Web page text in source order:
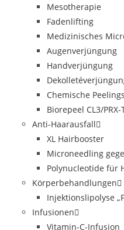
Mesotherapie
Fadenlifting
Medizinisches
Augenverjüngung
Handverjüngung
Chemische
Biorepeel CL3/PRX-
Anti-Haarausfall
XL Hairbooster
Microneedling
Polynucleotide für
Körperbehandlungen
Injektionslipolyse
Infusionen
Vitamin-C-Infusion